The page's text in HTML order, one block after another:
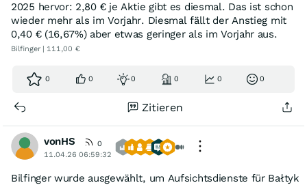
2025 hervor: 2,80 € je Aktie gibt es diesmal. Das ist schon
wieder mehr als im Vorjahr. Diesmal fällt der Anstieg mit
0,40 € (16,67%) aber etwas geringer als im Vorjahr aus.
Bilfinger | 111,00 €
0 0 0 0 0 0
Zitieren
vonHS
0
11.04.26 06:59:32
Bilfinger wurde ausgewählt, um Aufsichtsdienste für Bałtyk